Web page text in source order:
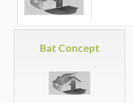
Bat Concept